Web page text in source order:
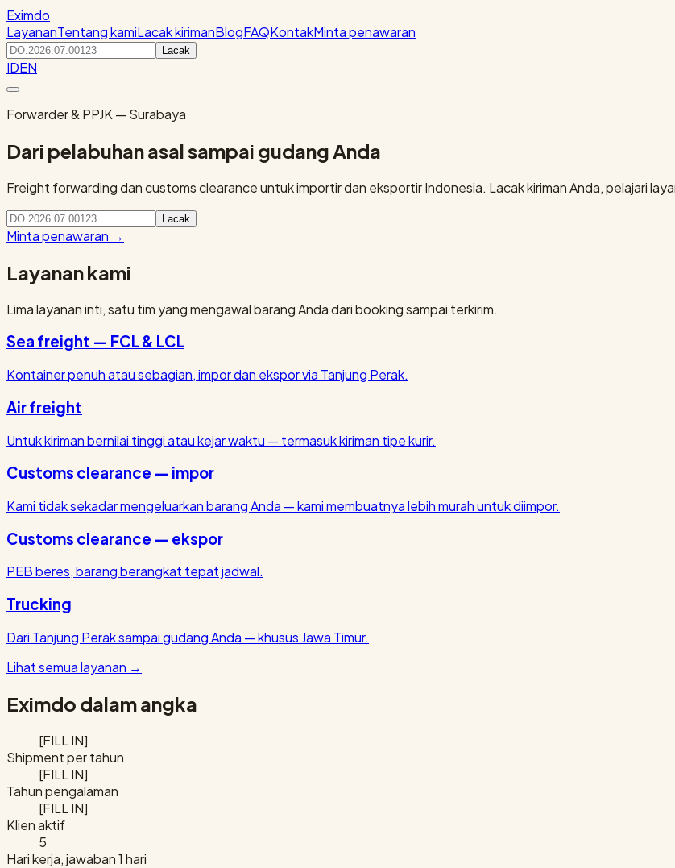
Eximdo
LayananTentang kamiLacak kirimanBlogFAQKontakMinta penawaran
Lacak
IDEN
Forwarder & PPJK — Surabaya
Dari pelabuhan asal sampai gudang Anda
Freight forwarding dan customs clearance untuk importir dan eksportir Indonesia. Lacak kiriman Anda, pelajari
Lacak
Minta penawaran →
Layanan kami
Lima layanan inti, satu tim yang mengawal barang Anda dari booking sampai terkirim.
Sea freight — FCL & LCL
Kontainer penuh atau sebagian, impor dan ekspor via Tanjung Perak.
Air freight
Untuk kiriman bernilai tinggi atau kejar waktu — termasuk kiriman tipe kurir.
Customs clearance — impor
Kami tidak sekadar mengeluarkan barang Anda — kami membuatnya lebih murah untuk diimpor.
Customs clearance — ekspor
PEB beres, barang berangkat tepat jadwal.
Trucking
Dari Tanjung Perak sampai gudang Anda — khusus Jawa Timur.
Lihat semua layanan →
Eximdo dalam angka
[FILL IN]
Shipment per tahun
[FILL IN]
Tahun pengalaman
[FILL IN]
Klien aktif
5
Hari kerja, jawaban 1 hari